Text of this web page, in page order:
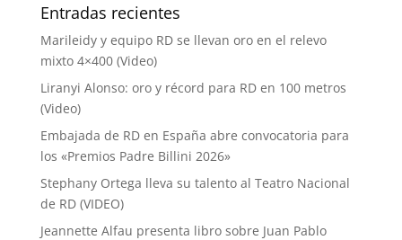
Entradas recientes
Marileidy y equipo RD se llevan oro en el relevo
mixto 4×400 (Video)
Liranyi Alonso: oro y récord para RD en 100 metros
(Video)
Embajada de RD en España abre convocatoria para
los «Premios Padre Billini 2026»
Stephany Ortega lleva su talento al Teatro Nacional
de RD (VIDEO)
Jeannette Alfau presenta libro sobre Juan Pablo